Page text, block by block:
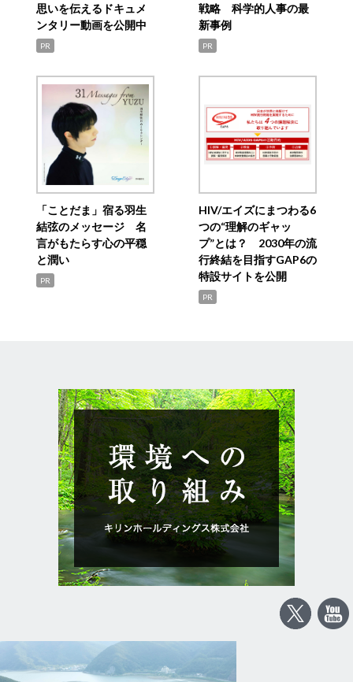
思いを伝えるドキュメ
ンタリー動画を公開中
PR
戦略 科学的人事の最
新事例
PR
「ことだま」宿る羽生
結弦のメッセージ 名
言がもたらす心の平穏
と潤い
PR
HIV/エイズにまつわる6
つの“理解のギャッ
プ”とは？ 2030年の流
行終結を目指すGAP6の
特設サイトを公開
PR